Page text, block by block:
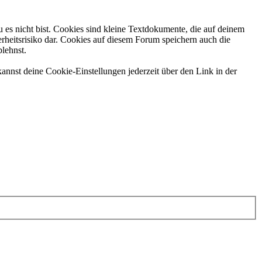
nicht bist. Cookies sind kleine Textdokumente, die auf deinem
dar. Cookies auf diesem Forum speichern auch die
deine Cookie-Einstellungen jederzeit über den Link in der